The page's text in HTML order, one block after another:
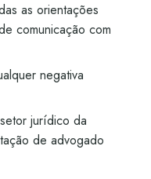
as orientações
comunicação com
negativa
jurídico da
de advogado